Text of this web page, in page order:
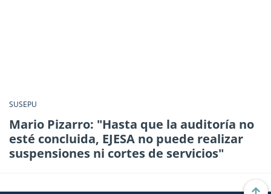
SUSEPU
Mario Pizarro: "Hasta que la auditoría no
esté concluida, EJESA no puede realizar
suspensiones ni cortes de servicios"